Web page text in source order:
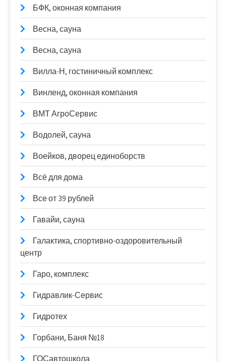
БФК, оконная компания
Весна, сауна
Весна, сауна
Вилла-Н, гостиничный комплекс
Винленд, оконная компания
ВМТ АгроСервис
Водолей, сауна
Воейков, дворец единоборств
Всё для дома
Все от 39 рублей
Гавайи, сауна
Галактика, спортивно-оздоровительный
центр
Гаро, комплекс
Гидравлик-Сервис
Гидротех
Горбани, Баня №18
ГОСавтошкола